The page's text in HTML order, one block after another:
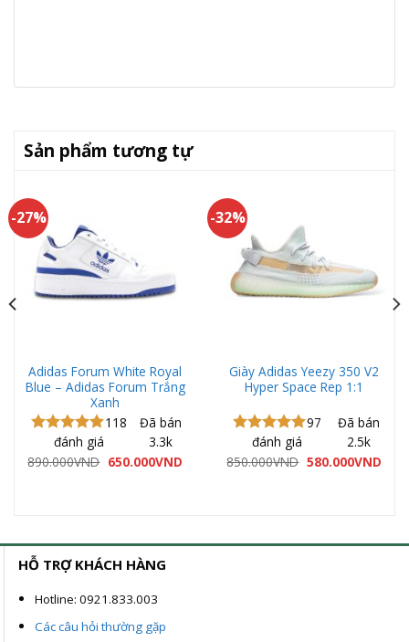
Sản phẩm tương tự
-27%
Adidas Forum White Royal
Blue – Adidas Forum Trắng
Xanh
Được xếp
hạng5.00
118
đánh giá
Đã bán
3.3k
890.000VND Giá
gốc
650.000VNDGiá
-32%
Giày Adidas Yeezy 350 V2
Hyper Space Rep 1:1
Được xếp
hạng5.00
97
đánh giá
Đã bán
2.5k
850.000VND Giá
gốc
580.000VNDGiá
HỖ TRỢ KHÁCH HÀNG
Hotline: 0921.833.003
Các câu hỏi thường gặp